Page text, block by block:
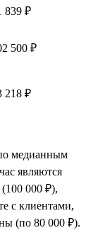
839 ₽
500 ₽
218 ₽
медианным
являются
000 ₽),
с клиентами,
(по 80 000 ₽).